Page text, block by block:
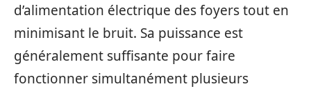
d’alimentation électrique des foyers tout en
minimisant le bruit. Sa puissance est
généralement suffisante pour faire
fonctionner simultanément plusieurs